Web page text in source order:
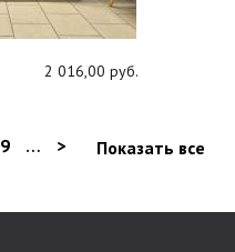
2 016,00 руб.
9 … > Показать все